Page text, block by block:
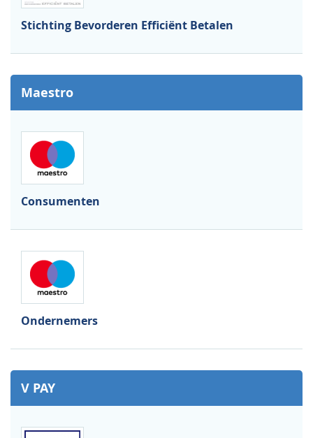
Stichting Bevorderen Efficiënt Betalen
Maestro
Consumenten
Ondernemers
V PAY